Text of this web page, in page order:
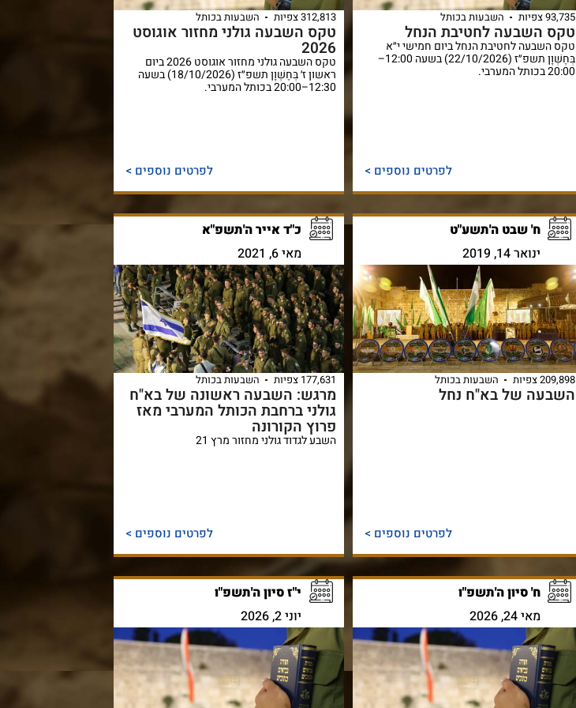
93,735 צפיות השבעות בכותל
טקס השבעה לחטיבת הנחל
טקס השבעה לחטיבת הנחל ביום חמישי י״א
בְּחֶשְׁוָן תשפ״ז (22/10/2026) בשעה 12:00–
20:00 בכותל המערבי.
לפרטים נוספים >
312,813 צפיות השבעות בכותל
טקס השבעה גולני מחזור אוגוסט
2026
טקס השבעה גולני מחזור אוגוסט 2026 ביום
ראשון ז׳ בְּחֶשְׁוָן תשפ״ז (18/10/2026) בשעה
12:30–20:00 בכותל המערבי.
לפרטים נוספים >
ח' שבט ה'תשע"ט
ינואר 14, 2019
209,898 צפיות השבעות בכותל
השבעה של בא"ח נחל
לפרטים נוספים >
כ"ד אייר ה'תשפ"א
מאי 6, 2021
177,631 צפיות השבעות בכותל
מרגש: השבעה ראשונה של בא"ח
גולני ברחבת הכותל המערבי מאז
פרוץ הקורונה
השבע לגדוד גולני מחזור מרץ 21
לפרטים נוספים >
ח' סיון ה'תשפ"ו
מאי 24, 2026
י"ז סיון ה'תשפ"ו
יוני 2, 2026